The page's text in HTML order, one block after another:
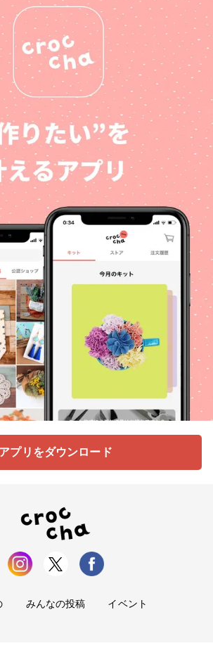
アプリをダウンロード
みんなの投稿 イベント